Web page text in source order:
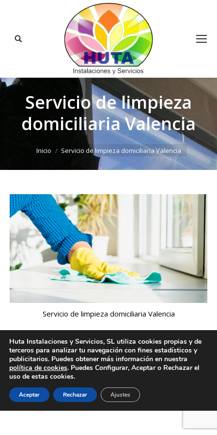
Buscar:
Servicio de limpieza
domiciliaria Valencia
Inicio Servicio de limpieza domiciliaria Valencia
Servicio de limpieza domiciliaria Valencia
Creado por Tandem Marketing Digital
Información legal
Huta Instalaciones y Servicios, SL utiliza cookies propias y de
terceros para analizar tu navegación con fines estadísticos y
publicitarios. Puedes obtener más información en nuestra
política de cookies. Puedes Configurar, Aceptar o Rechazar el
uso de estas cookies.
Aceptar Rechazar Ajustes